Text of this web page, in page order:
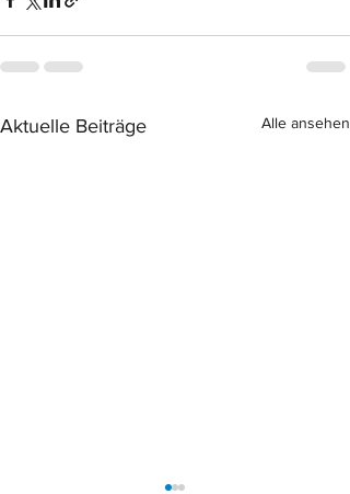
Aktuelle Beiträge Alle ansehen